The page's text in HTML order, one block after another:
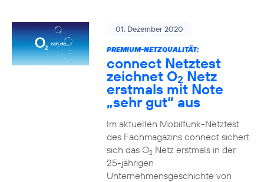
01. Dezember 2020
PREMIUM-NETZQUALITÄT:
connect Netztest
zeichnet O2 Netz
erstmals mit Note
„sehr gut“ aus
Im aktuellen Mobilfunk-Netztest
des Fachmagazins connect sichert
sich das O2Netz erstmals in der
25-jährigen
Unternehmensgeschichte von